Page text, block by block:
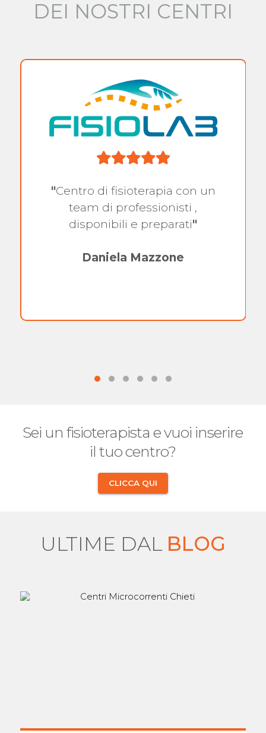
DEI NOSTRI CENTRI
"Centro di fisioterapia con un
team di professionisti ,
disponibili e preparati"
Daniela Mazzone
Sei un fisioterapista e vuoi inserire
il tuo centro?
CLICCA QUI
ULTIME DAL BLOG